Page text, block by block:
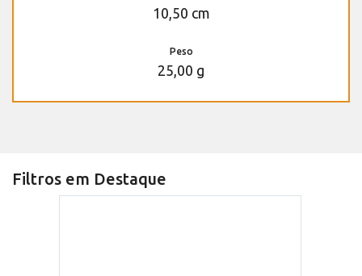
10,50 cm
Peso
25,00 g
Filtros em Destaque